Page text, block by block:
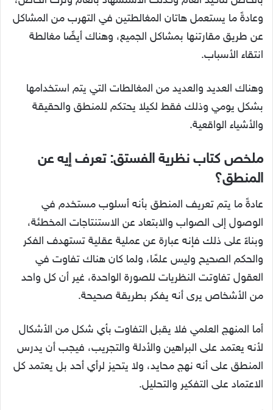
وعادةً ما يستعمل هاتان المغالطتين في التهرب من المشاكل
عن طريق مقارتنها بمشاكل الجميع، وهناك أيضًا مغالطة
انتقاء الأسباب.
وهناك العديد والعديد من المغالطات التي يتم استخدامها
بشكل يومي وذلك فقط لكيلا يحتكم للمنطق والحقيقة
والأشياء الواقعية.
ملخص كتاب نظرية الفستق: تعرف إيه عن
المنطق؟
عادةً ما يتم تعريف المنطق بأنه أسلوب مستخدم في
الوصول إلى الصواب والابتعاد عن الاستنتاجات المخطئة،
وبناءً على ذلك فإنه عبارة عن عملية عقلية تستهدف الفكر
والحكم الصحيح وليس علمًا، ولما كان هناك تفاوت في
العقول تفاوتت النظريات للصورة الواحدة، غير أن كل واحد
من الأشخاص يرى أنه يفكر بطريقة صحيحة.
أما المنهج العلمي فلا يقبل التفاوت بأي شكل من الأشكال
لأنه يعتمد على البراهين والأدلة والتجريب، فيجب أن يدرس
المنطق على أنه نهج محايد، ولا يتحيز لرأي أحد بل يعتمد كل
الاعتماد على التفكير والتحليل.